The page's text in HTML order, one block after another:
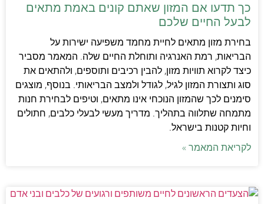
כך תדעו אם המזון שאתם קונים באמת מתאים
לבעל החיים שלכם
בחירת מזון מתאים לחיית מחמד משפיעה ישירות על
הבריאות, רמת האנרגיה ותוחלת החיים שלה. המאמר מסביר
כיצד לקרוא תוויות מזון, להבין רכיבים ותוספים, ולהתאים את
סוג ותצורת המזון לגיל, לגודל ולמצב הבריאותי. בנוסף, מוצגים
סימנים לכך שהמזון הנוכחי אינו מתאים, וטיפים לבחירת חנות
מתמחה שתלווה בתהליך. מדריך מעשי לבעלי כלבים, חתולים
וחיות קטנות בישראל.
לקריאת המאמר »